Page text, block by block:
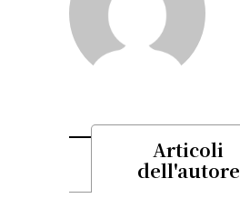
Articoli
dell'autore